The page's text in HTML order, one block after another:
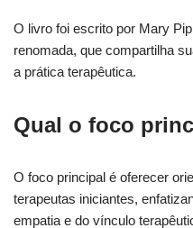
O livro foi escrito por Mary
renomada, que compartilha
a prática terapêutica.
Qual o foco
O foco principal é oferecer
terapeutas iniciantes,
empatia e do vínculo